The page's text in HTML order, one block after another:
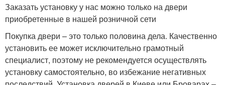
Заказать установку у нас можно только на двери
приобретенные в нашей розничной сети
Покупка двери – это только половина дела. Качественно
установить ее может исключительно грамотный
специалист, поэтому не рекомендуется осуществлять
установку самостоятельно, во избежание негативных